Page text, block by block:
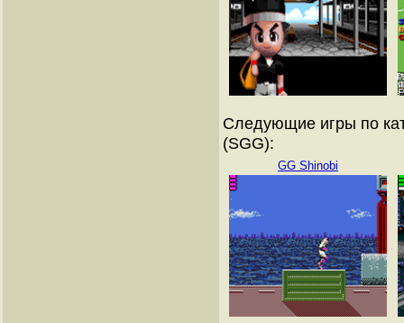
Следующие игры по
(SGG):
GG Shinobi